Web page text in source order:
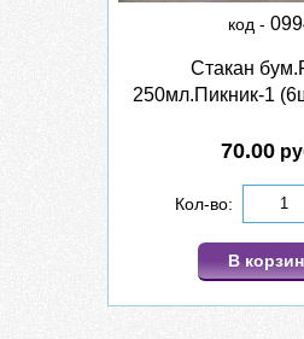
код -
Стакан
250мл.Пикник-1
70.00
Кол-во:
В